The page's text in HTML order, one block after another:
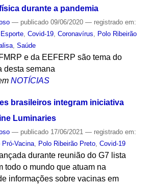
durante a pandemia
— publicado09/06/2020 — registrado em:
Esporte, Covid-19, Coronavírus, Polo Ribeirão
, Saúde
e da EEFERP são tema do
desta semana
NOTÍCIAS
brasileiros integram iniciativa
Luminaries
— publicado17/06/2021 — registrado em:
Pró-Vacina, Polo Ribeirão Preto, Covid-19
durante reunião do G7 lista
todo o mundo que atuam na
informações sobre vacinas em